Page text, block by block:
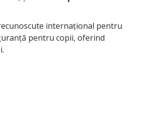
internațional pentru
pentru copii, oferind